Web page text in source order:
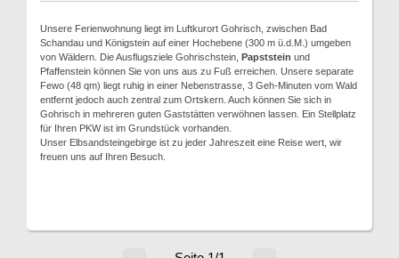
Unsere Ferienwohnung liegt im Luftkurort Gohrisch, zwischen Bad
Schandau und Königstein auf einer Hochebene (300 m ü.d.M.) umgeben
von Wäldern. Die Ausflugsziele Gohrischstein, Papststein und
Pfaffenstein können Sie von uns aus zu Fuß erreichen. Unsere separate
Fewo (48 qm) liegt ruhig in einer Nebenstrasse, 3 Geh-Minuten vom Wald
entfernt jedoch auch zentral zum Ortskern. Auch können Sie sich in
Gohrisch in mehreren guten Gaststätten verwöhnen lassen. Ein Stellplatz
für Ihren PKW ist im Grundstück vorhanden.
Unser Elbsandsteingebirge ist zu jeder Jahreszeit eine Reise wert, wir
freuen uns auf Ihren Besuch.